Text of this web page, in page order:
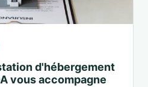
d'hébergement
vous accompagne